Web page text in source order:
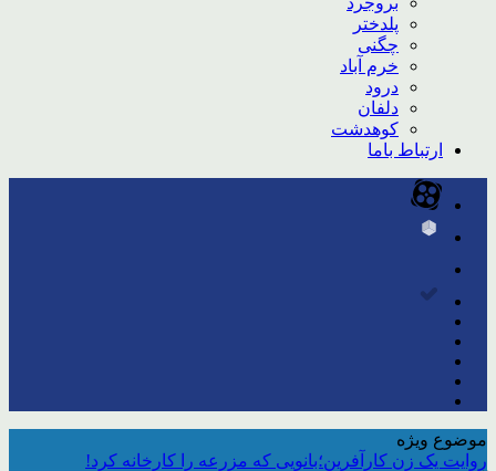
پلدختر
چگنی
خرم آباد
درود
دلفان
کوهدشت
ارتباط باما
موضوع ویژه
روایت یک زن کارآفرین؛بانویی که مزرعه را کارخانه کرد!